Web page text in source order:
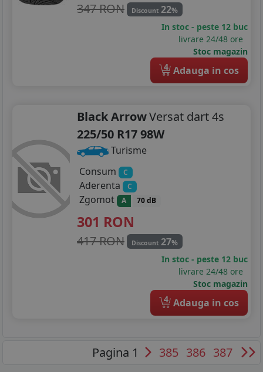
347 RON Discount 22%
In stoc - peste 12 buc
livrare 24/48 ore
Stoc magazin
4 Adauga in cos
Black ArrowVersat dart 4s
225/50 R17 98W
Turisme
Consum
C
Aderenta C
Zgomot A 70 dB
301 RON
417 RON Discount 27%
In stoc - peste 12 buc
livrare 24/48 ore
Stoc magazin
4 Adauga in cos
Pagina 1 385 386 387